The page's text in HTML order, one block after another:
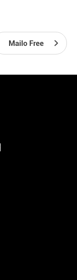
Mailo Free